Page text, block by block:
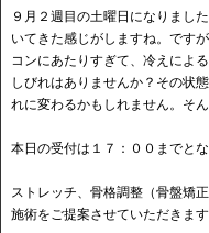
９月２週目の土曜日になりまし
いてきた感じがしますね。です
コンにあたりすぎて、冷えによ
しびれはありませんか？その状
れに変わるかもしれません。そ
本日の受付は１７：００までとな
ストレッチ、骨格調整（骨盤矯
施術をご提案させていただきます